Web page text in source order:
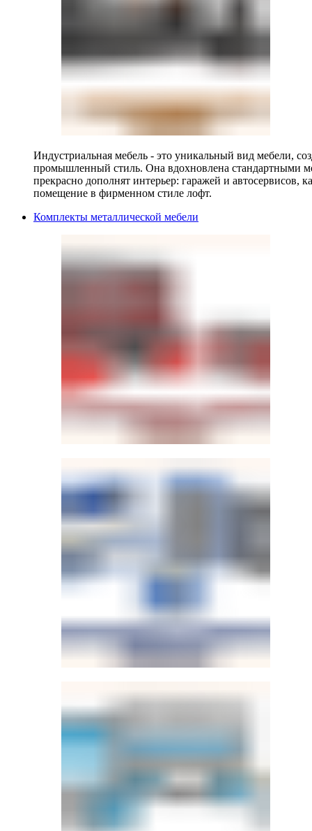
Индустриальная мебель - это уникальный вид мебели,
промышленный стиль. Она вдохновлена стандартными
прекрасно дополнят интерьер: гаражей и автосервисов,
помещение в фирменном стиле лофт.
Комплекты металлической мебели